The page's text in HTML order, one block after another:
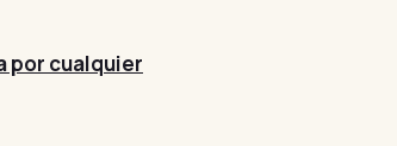
por cualquier